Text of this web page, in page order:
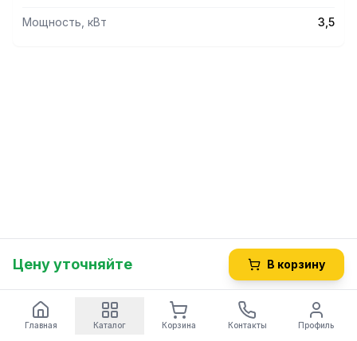
Мощность, кВт 3,5
Цену уточняйте В корзину
Главная Каталог Корзина Контакты Профиль